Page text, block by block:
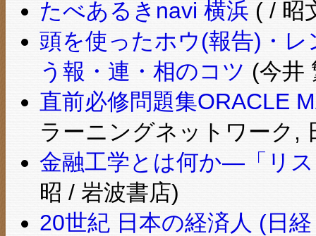
たべあるきnavi 横浜 ( / 昭
頭を使ったホウ(報告)・
う報・連・相のコツ (今井
直前必修問題集ORACLE
ラーニングネットワーク,
金融工学とは何か―「リ
昭 / 岩波書店)
20世紀 日本の経済人 (日